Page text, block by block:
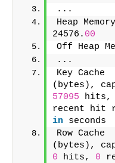
...
Heap
24576. 00
Off Heap
...
Key
(bytes),
57095 hits,
recent hit
in seconds
Row
(bytes),
0 hits, 0